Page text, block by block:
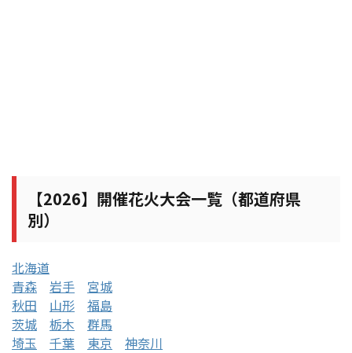
【2026】開催花火大会一覧（都道府県
別）
北海道
青森
岩手
宮城
秋田
山形
福島
茨城
栃木
群馬
埼玉
千葉 東京
神奈川